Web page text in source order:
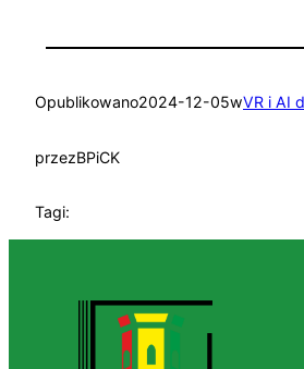
Opublikowano2024-12-05wVR i AI
przezBPiCK
Tagi: